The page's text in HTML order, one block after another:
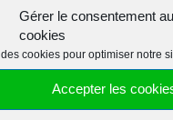
Gérer le consentement
cookies
cookies pour optimiser notre
Accepter les
planchas espagnoles